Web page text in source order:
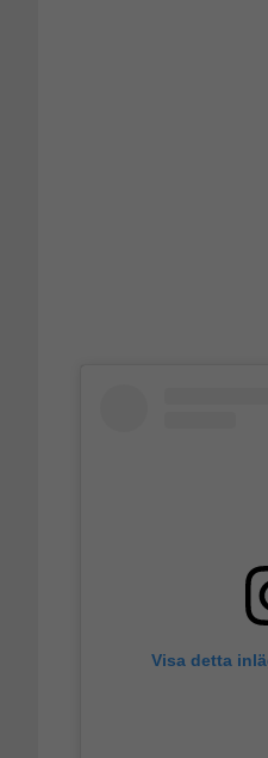
Visa detta